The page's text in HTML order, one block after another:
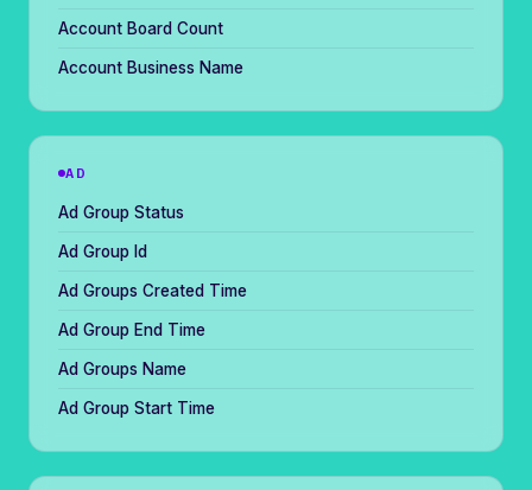
Account Board Count
Account Business Name
AD
Ad Group Status
Ad Group Id
Ad Groups Created Time
Ad Group End Time
Ad Groups Name
Ad Group Start Time